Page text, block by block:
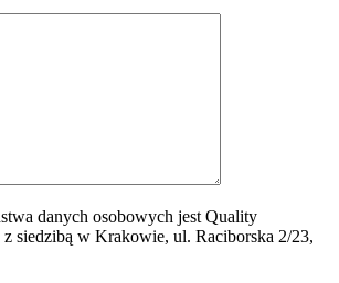
danych osobowych jest Quality
z siedzibą w Krakowie, ul. Raciborska 2/23,